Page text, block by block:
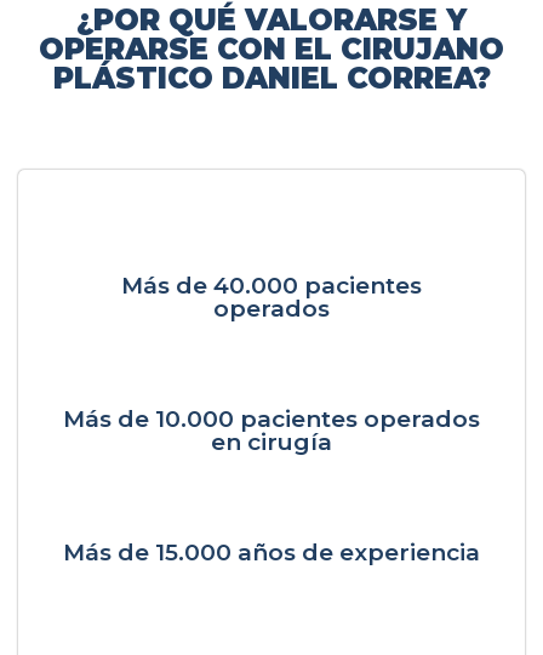
¿POR QUÉ VALORARSE Y
OPERARSE CON EL CIRUJANO
PLÁSTICO DANIEL CORREA?
Más de 40.000 pacientes
operados
Más de 10.000 pacientes operados
en cirugía
Más de 15.000 años de experiencia